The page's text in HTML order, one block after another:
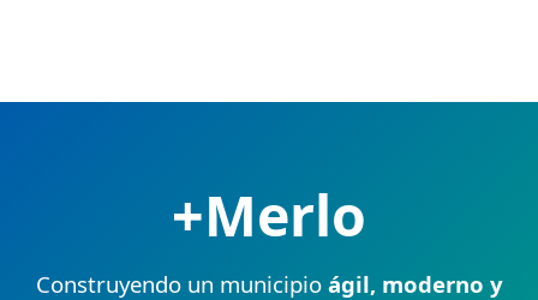
+Merlo
Construyendo un municipioágil, moderno y